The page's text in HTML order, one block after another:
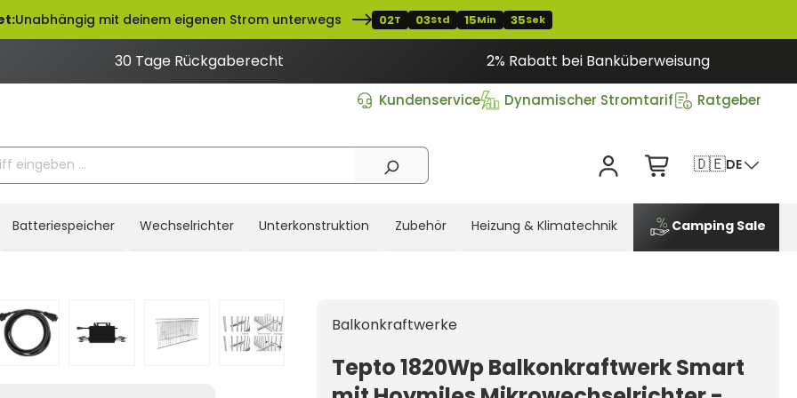
Unabhängig mit deinem eigenen Strom unterwegs 02T 03Std 15Min 34Sek
30 Tage Rückgaberecht 2% Rabatt bei Banküberweisung
Kundenservice Dynamischer Stromtarif Ratgeber
🇩🇪DE
Batteriespeicher Wechselrichter Unterkonstruktion Zubehör Heizung & Klimatechnik Camping Sale
Balkonkraftwerke
Tepto 1820Wp Balkonkraftwerk Smart